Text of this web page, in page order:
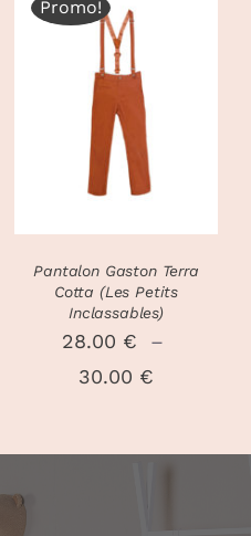
Promo!
CHOIX DES
OPTIONS
CE
PRODUIT
A
PLUSIEURS
PEUVENT
ÊTRE
CHOISIES
SUR
PAGE
DÉTAILS
Pantalon Gaston Terra
Cotta (Les Petits
Inclassables)
28.00 €
–
30.00 €